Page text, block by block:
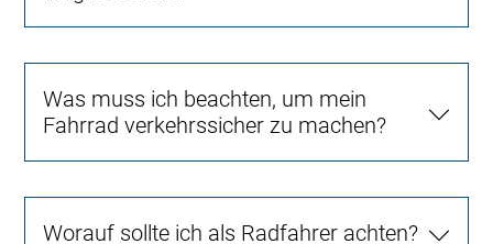
Was muss ich beachten, um mein
Fahrrad verkehrssicher zu machen?
Worauf sollte ich als Radfahrer achten?